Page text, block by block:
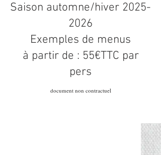
Saison automne/hiver 2025-
2026
Exemples de menus
à partir de : 55€TTC par
pers
document non contractuel